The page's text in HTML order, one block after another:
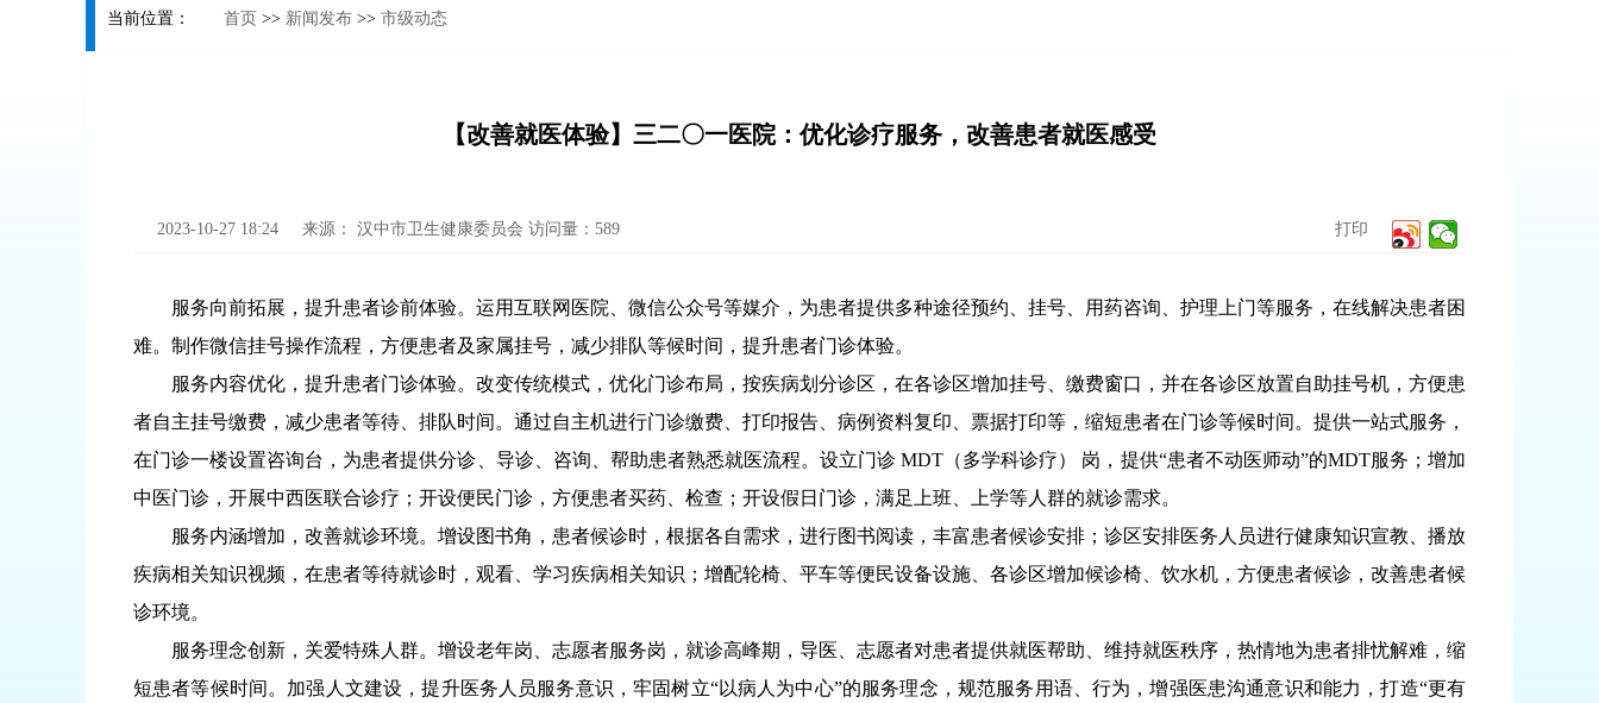
当前位置： 首页 >> 新闻发布 >> 市级动态
【改善就医体验】三二〇一医院：优化诊疗服务，改善患者就医感受
2023-10-27 18:24 来源： 汉中市卫生健康委员会 访问量： 589 打印
服务向前拓展，提升患者诊前体验。运用互联网医院、微信公众号等媒介，为患者提供多种途径预约、挂号、用药咨询、护理上门等服务，在线解决患者困
难。制作微信挂号操作流程，方便患者及家属挂号，减少排队等候时间，提升患者门诊体验。
服务内容优化，提升患者门诊体验。改变传统模式，优化门诊布局，按疾病划分诊区，在各诊区增加挂号、缴费窗口，并在各诊区放置自助挂号机，方便患
者自主挂号缴费，减少患者等待、排队时间。通过自主机进行门诊缴费、打印报告、病例资料复印、票据打印等，缩短患者在门诊等候时间。提供一站式服务，
在门诊一楼设置咨询台，为患者提供分诊、导诊、咨询、帮助患者熟悉就医流程。设立门诊 MDT（多学科诊疗） 岗，提供“患者不动医师动”的MDT服务；增加
中医门诊，开展中西医联合诊疗；开设便民门诊，方便患者买药、检查；开设假日门诊，满足上班、上学等人群的就诊需求。
服务内涵增加，改善就诊环境。增设图书角，患者候诊时，根据各自需求，进行图书阅读，丰富患者候诊安排；诊区安排医务人员进行健康知识宣教、播放
疾病相关知识视频，在患者等待就诊时，观看、学习疾病相关知识；增配轮椅、平车等便民设备设施、各诊区增加候诊椅、饮水机，方便患者候诊，改善患者候
诊环境。
服务理念创新，关爱特殊人群。增设老年岗、志愿者服务岗，就诊高峰期，导医、志愿者对患者提供就医帮助、维持就医秩序，热情地为患者排忧解难，缩
短患者等候时间。加强人文建设，提升医务人员服务意识，牢固树立“以病人为中心”的服务理念，规范服务用语、行为，增强医患沟通意识和能力，打造“更有